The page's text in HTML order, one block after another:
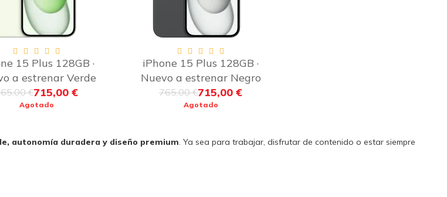
15 Plus 128GB ·
a estrenar Verde
€715,00 €
Agotado
iPhone 15 Plus 128GB ·
Nuevo a estrenar Negro
765,00 €715,00 €
Agotado
autonomía duradera y diseño premium. Ya sea para trabajar, disfrutar de contenido o estar siempre